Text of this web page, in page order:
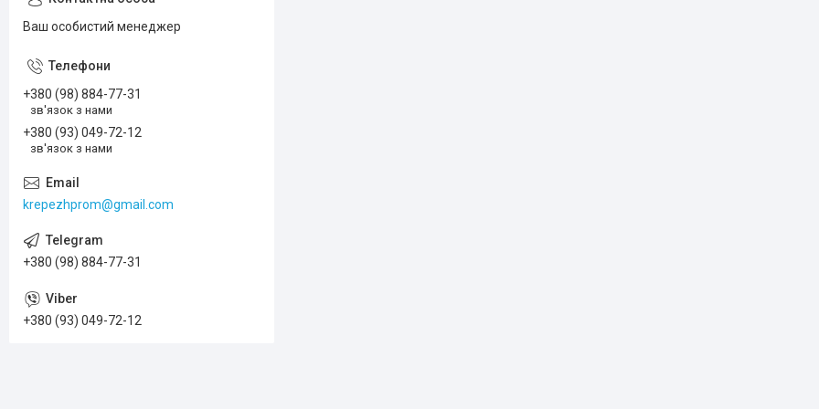
Ваш особистий менеджер
+380 (98) 884-77-31
зв'язок з нами
+380 (93) 049-72-12
зв'язок з нами
krepezhprom@gmail.com
+380 (98) 884-77-31
+380 (93) 049-72-12